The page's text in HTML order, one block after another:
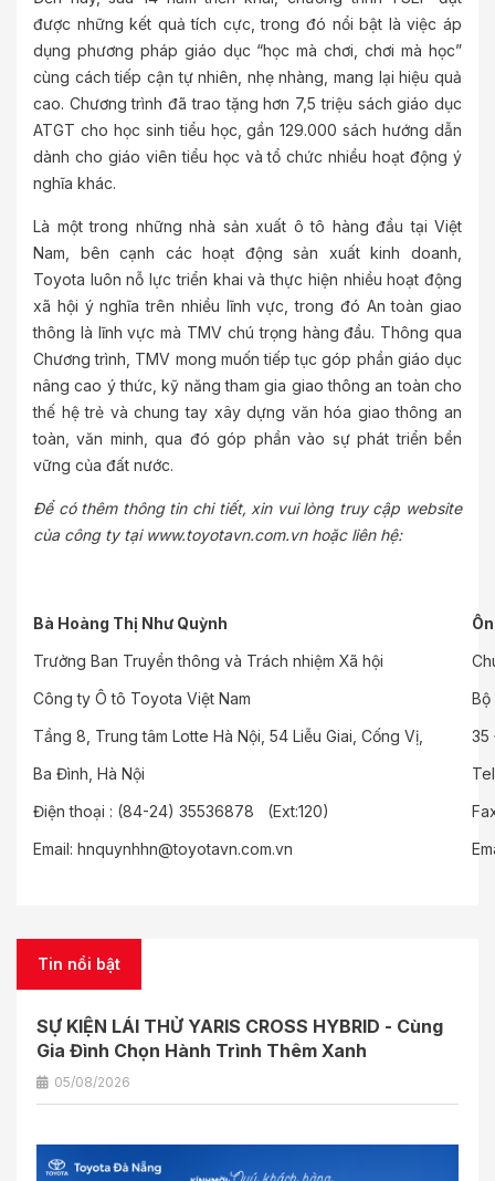
được những kết quả tích cực, trong đó nổi bật là việc áp
dụng phương pháp giáo dục “học mà chơi, chơi mà học”
cùng cách tiếp cận tự nhiên, nhẹ nhàng, mang lại hiệu quả
cao. Chương trình đã trao tặng hơn 7,5 triệu sách giáo dục
ATGT cho học sinh tiểu học, gần 129.000 sách hướng dẫn
dành cho giáo viên tiểu học và tổ chức nhiều hoạt động ý
nghĩa khác.
Là một trong những nhà sản xuất ô tô hàng đầu tại Việt
Nam, bên cạnh các hoạt động sản xuất kinh doanh,
Toyota luôn nỗ lực triển khai và thực hiện nhiều hoạt động
xã hội ý nghĩa trên nhiều lĩnh vực, trong đó An toàn giao
thông là lĩnh vực mà TMV chú trọng hàng đầu. Thông qua
Chương trình, TMV mong muốn tiếp tục góp phần giáo dục
nâng cao ý thức, kỹ năng tham gia giao thông an toàn cho
thế hệ trẻ và chung tay xây dựng văn hóa giao thông an
toàn, văn minh, qua đó góp phần vào sự phát triển bền
vững của đất nước.
Để có thêm thông tin chi tiết, xin vui lòng truy cập website
của công ty tại www.toyotavn.com.vnhoặc liên hệ:
Bà Hoàng Thị Như Quỳnh
Trưởng Ban Truyền thông và Trách nhiệm Xã hội
Công ty Ô tô Toyota Việt Nam
Tầng 8, Trung tâm Lotte Hà Nội, 54 Liễu Giai, Cống Vị,
Ba Đình, Hà Nội
Điện thoại : (84-24) 35536878 (Ext:120)
Email: hnquynhhn@toyotavn.com.vn
35
Tin nổi bật
SỰ KIỆN LÁI THỬ YARIS CROSS HYBRID - Cùng
Gia Đình Chọn Hành Trình Thêm Xanh
05/08/2026